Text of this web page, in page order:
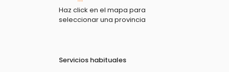
Haz click en el mapa para
seleccionar una provincia
Servicios habituales